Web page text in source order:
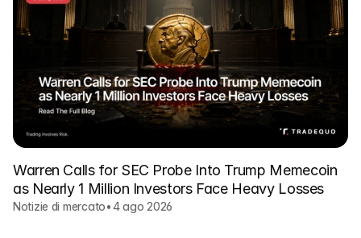
Warren Calls for SEC Probe Into Trump Memecoin
as Nearly 1 Million Investors Face Heavy Losses
Notizie di mercato•4 ago 2026